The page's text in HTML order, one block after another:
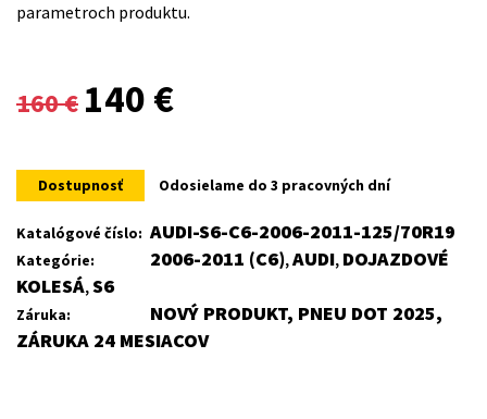
parametroch produktu.
160€
Original
was:
160 €.
140 €
is:
140 €.
Dostupnosť Odosielame do 3 pracovných dní
Katalógové číslo: AUDI-S6-C6-2006-2011-125/70R19
Kategórie: 2006-2011 (C6),AUDI, DOJAZDOVÉ
KOLESÁ,S6
Záruka:
NOVÝ PRODUKT, PNEU DOT 2025,
ZÁRUKA 24 MESIACOV